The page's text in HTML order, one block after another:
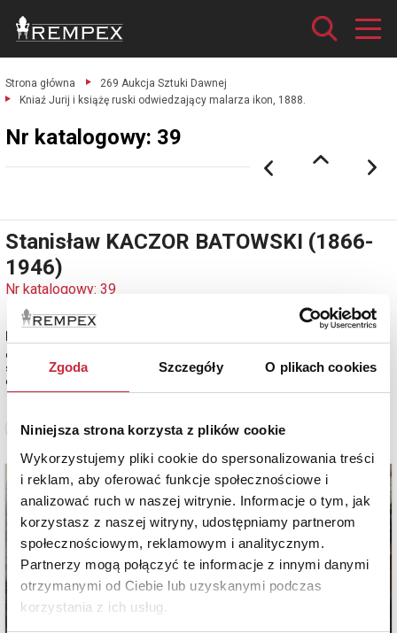
Zgoda Szczegóły O plikach cookies
Niniejsza strona korzysta z plików cookie
Wykorzystujemy pliki cookie do spersonalizowania treści
i reklam, aby oferować funkcje społecznościowe i
analizować ruch w naszej witrynie. Informacje o tym, jak
korzystasz z naszej witryny, udostępniamy partnerom
społecznościowym, reklamowym i analitycznym.
Partnerzy mogą połączyć te informacje z innymi danymi
otrzymanymi od Ciebie lub uzyskanymi podczas
korzystania z ich usług.
Strona główna
269 Aukcja Sztuki Dawnej
Kniaź Jurij i książę ruski odwiedzający malarza ikon, 1888.
Nr katalogowy: 39
Stanisław KACZOR BATOWSKI (1866-
1946)
Nr katalogowy: 39
olej, płótno naklejone na tekturę; 49 x 64 cm;
sygn., dat. i opisany p. d.: S.K. Batowski / Monachium 1888;
estymacja: 25 000 - 30 000 zł
Zobacz pełne informacje